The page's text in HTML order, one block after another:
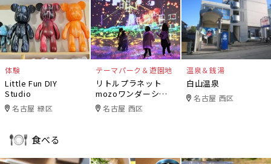
体験
Little Fun DIY
Studio
名古屋 緑区
テーマパーク＆遊園地
リトルプラネット
mozoワンダーシテ
ィ 名古屋 西区
温泉＆銭湯
白山温泉
名古屋 西区
食べる